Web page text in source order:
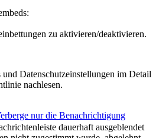
zu aktivieren/deaktivieren.
und Datenschutzeinstellungen im Detail
nachlesen.
nur die Benachrichtigung
dauerhaft ausgeblendet